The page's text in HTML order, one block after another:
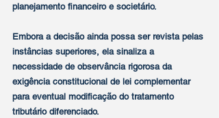
planejamento financeiro e societário.
Embora a decisão ainda possa ser revista pelas
instâncias superiores, ela sinaliza a
necessidade de observância rigorosa da
exigência constitucional de lei complementar
para eventual modificação do tratamento
tributário diferenciado.